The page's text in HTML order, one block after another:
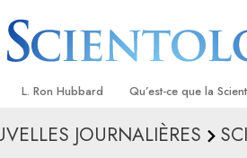
L. Ron Hubbard Qu’est-ce que la
Croyances et pratiques
JOURNALIÈRES